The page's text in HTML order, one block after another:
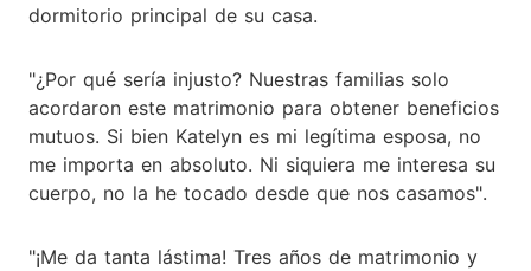
dormitorio principal de su casa.
"¿Por qué sería injusto? Nuestras familias solo
acordaron este matrimonio para obtener beneficios
mutuos. Si bien Katelyn es mi legítima esposa, no
me importa en absoluto. Ni siquiera me interesa su
cuerpo, no la he tocado desde que nos casamos".
"¡Me da tanta lástima! Tres años de matrimonio y